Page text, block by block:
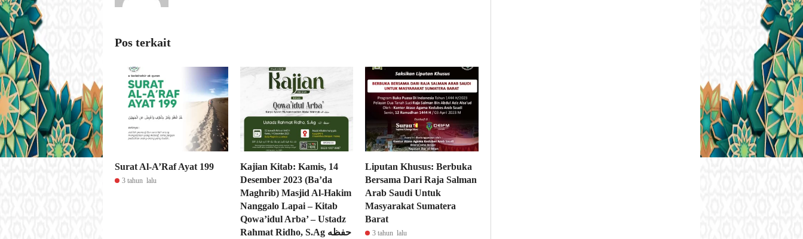
Pos terkait
Surat Al-A’Raf Ayat 199
3 tahun lalu
Kajian Kitab: Kamis, 14
Desember 2023 (Ba’da
Maghrib) Masjid Al-Hakim
Nanggalo Lapai – Kitab
Qowa’idul Arba’ – Ustadz
Rahmat Ridho, S.Ag حفظه
Liputan Khusus: Berbuka
Bersama Dari Raja Salman
Arab Saudi Untuk
Masyarakat Sumatera
Barat
3 tahun lalu